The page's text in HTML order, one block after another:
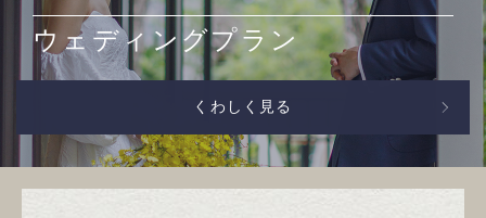
ウェディングプラン
くわしく見る